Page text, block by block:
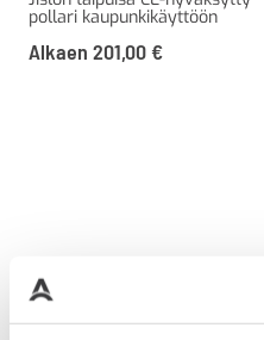
pollari kaupunkikäyttöön
Alkaen 201,00 €